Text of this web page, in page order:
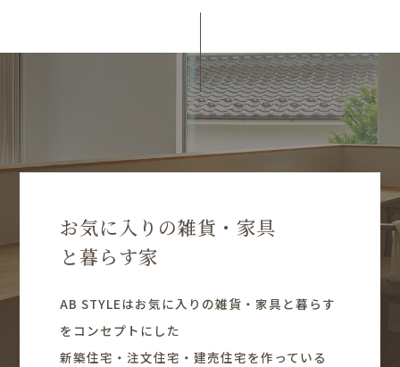
お気に入りの雑貨・家具
と暮らす家
AB STYLEはお気に入りの雑貨・家具と暮らす
をコンセプトにした
新築住宅・注文住宅・建売住宅を作っている